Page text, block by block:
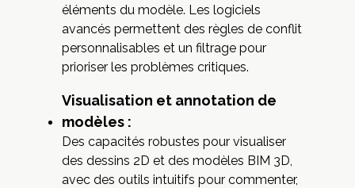
éléments du modèle. Les logiciels
avancés permettent des règles de conflit
personnalisables et un filtrage pour
prioriser les problèmes critiques.
Visualisation et annotation de
modèles :
Des capacités robustes pour visualiser
des dessins 2D et des modèles BIM 3D,
avec des outils intuitifs pour commenter,